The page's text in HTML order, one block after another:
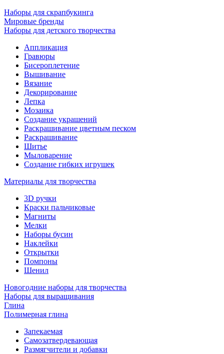
Наборы для скрапбукинга
Мировые бренды
Наборы для детского творчества
Аппликация
Гравюры
Бисероплетение
Вышивание
Вязание
Декорирование
Лепка
Мозаика
Создание украшений
Раскрашивание цветным песком
Раскрашивание
Шитье
Мыловарение
Создание гибких игрушек
Материалы для творчества
3D ручки
Краски пальчиковые
Магниты
Мелки
Наборы бусин
Наклейки
Открытки
Помпоны
Шенил
Новогодние наборы для творчества
Наборы для выращивания
Глина
Полимерная глина
Запекаемая
Самозатвердевающая
Размягчители и добавки